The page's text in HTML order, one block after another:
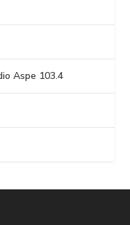
Aspe 103.4